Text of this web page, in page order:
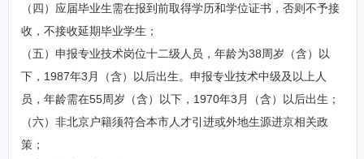
（四）应届毕业生需在报到前取得学历和学位证书，否则不予接
收，不接收延期毕业学生；
（五）申报专业技术岗位十二级人员，年龄为38周岁（含）以
下，1987年3月（含）以后出生。申报专业技术中级及以上人
员，年龄需在55周岁（含）以下，1970年3月（含）以后出生；
（六）非北京户籍须符合本市人才引进或外地生源进京相关政
策；